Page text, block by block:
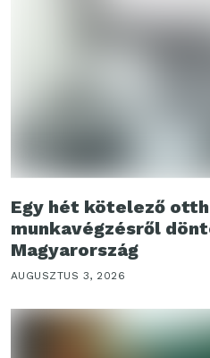
Egy hét kötelező
munkavégzésről
Magyarország
AUGUSZTUS 3, 2026